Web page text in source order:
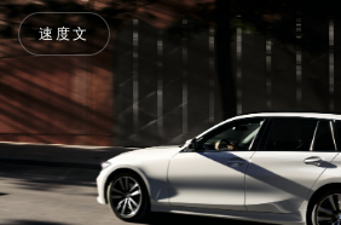
速度文